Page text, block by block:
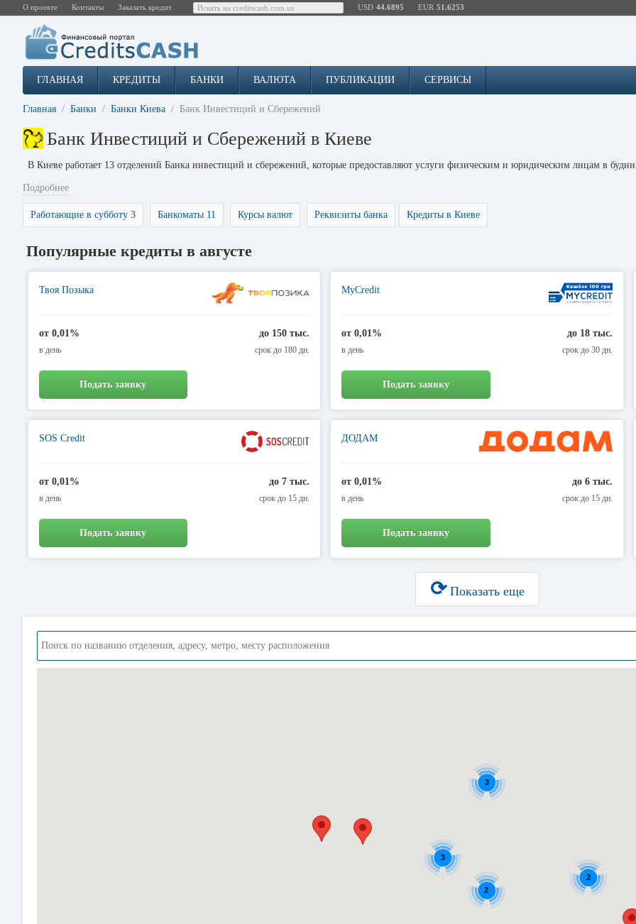
О проекте Контакты Заказать кредит USD 44.6895 EUR 51.6253
ГЛАВНАЯ КРЕДИТЫ БАНКИ ВАЛЮТА ПУБЛИКАЦИИ СЕРВИСЫ
Главная Банки Банки Киева Банк Инвестиций и Сбережений
Банк Инвестиций и Сбережений в Киеве
В Киеве работает 13 отделений Банка инвестиций и сбережений, которые предоставляют услуги физическим и юридическим лицам в
Подробнее
Работающие в субботу 3 Банкоматы 11 Курсы валют Реквизиты банка Кредиты в Киеве
Популярные кредиты в августе
Твоя Позыка
от 0,01%
в день
до 150 тыс.
срок до 180 дн.
Подать заявку
MyCredit
от 0,01%
в день
до 18 тыс.
срок до 30 дн.
Подать заявку
SOS Credit
от 0,01%
в день
до 7 тыс.
срок до 15 дн.
Подать заявку
ДОДАМ
от 0,01%
в день
до 6 тыс.
срок до 15 дн.
Подать заявку
⟳Показать еще
2
3
3
2